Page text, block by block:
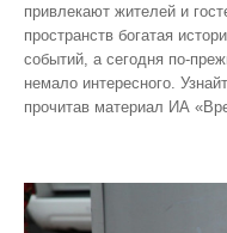
привлекают жителей и
пространств богатая
событий, а сегодня
немало интересного.
прочитав материал ИА